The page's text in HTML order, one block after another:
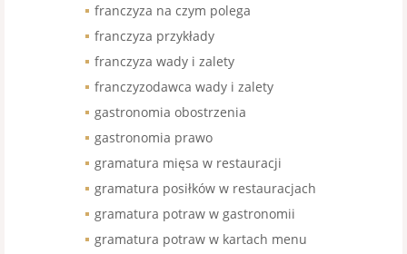
franczyza na czym polega
franczyza przykłady
franczyza wady i zalety
franczyzodawca wady i zalety
gastronomia obostrzenia
gastronomia prawo
gramatura mięsa w restauracji
gramatura posiłków w restauracjach
gramatura potraw w gastronomii
gramatura potraw w kartach menu